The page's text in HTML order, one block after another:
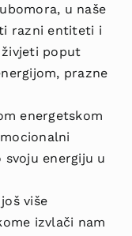
u naše
razni entiteti i
poput
prazne
energetskom
energiju u
više
izvlači nam